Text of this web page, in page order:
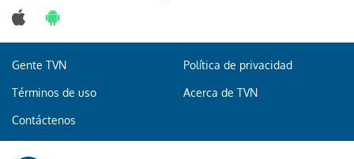
Gente TVN Política de privacidad
Términos de uso Acerca de TVN
Contáctenos